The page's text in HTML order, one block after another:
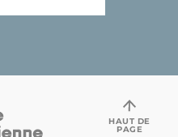
HAUT DE
PAGE